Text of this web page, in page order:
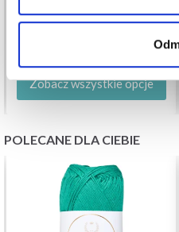
13,70 zł21,05 zł
Zobacz wszystkie opcje
POLECANE DLA CIEBIE